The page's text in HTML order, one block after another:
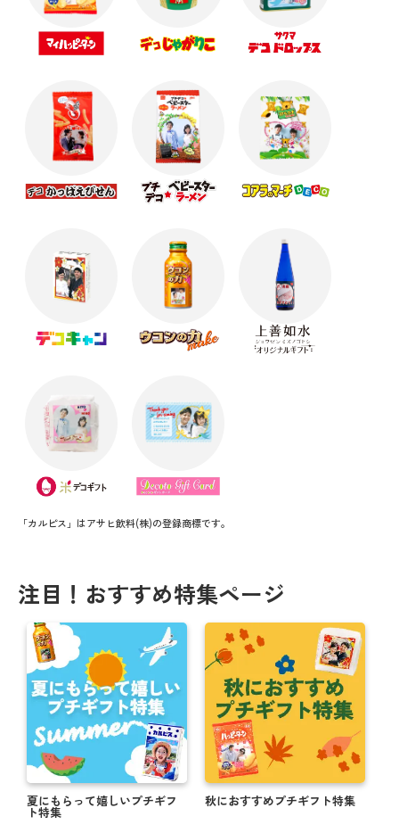
「カルピス」はアサヒ飲料(株)の登録商標です。
注目！おすすめ特集ページ
夏にもらって嬉しいプチギフ
ト特集
秋におすすめプチギフト特集